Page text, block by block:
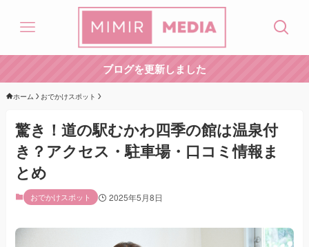
ブログを更新しました
ホーム おでかけスポット
驚き！道の駅むかわ四季の館は温泉付
き？アクセス・駐車場・口コミ情報ま
とめ
おでかけスポット 2025年5月8日